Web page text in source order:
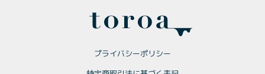
プライバシーポリシー